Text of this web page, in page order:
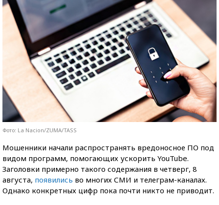
Фото: La Nacion/ZUMA/TASS
Мошенники начали распространять вредоносное ПО под
видом программ, помогающих ускорить YouTube.
Заголовки примерно такого содержания в четверг, 8
августа, появились во многих СМИ и телеграм-каналах.
Однако конкретных цифр пока почти никто не приводит.